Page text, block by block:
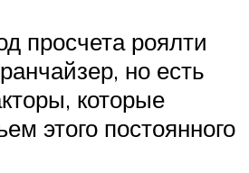
просчета роялти
но есть
которые
этого постоянного